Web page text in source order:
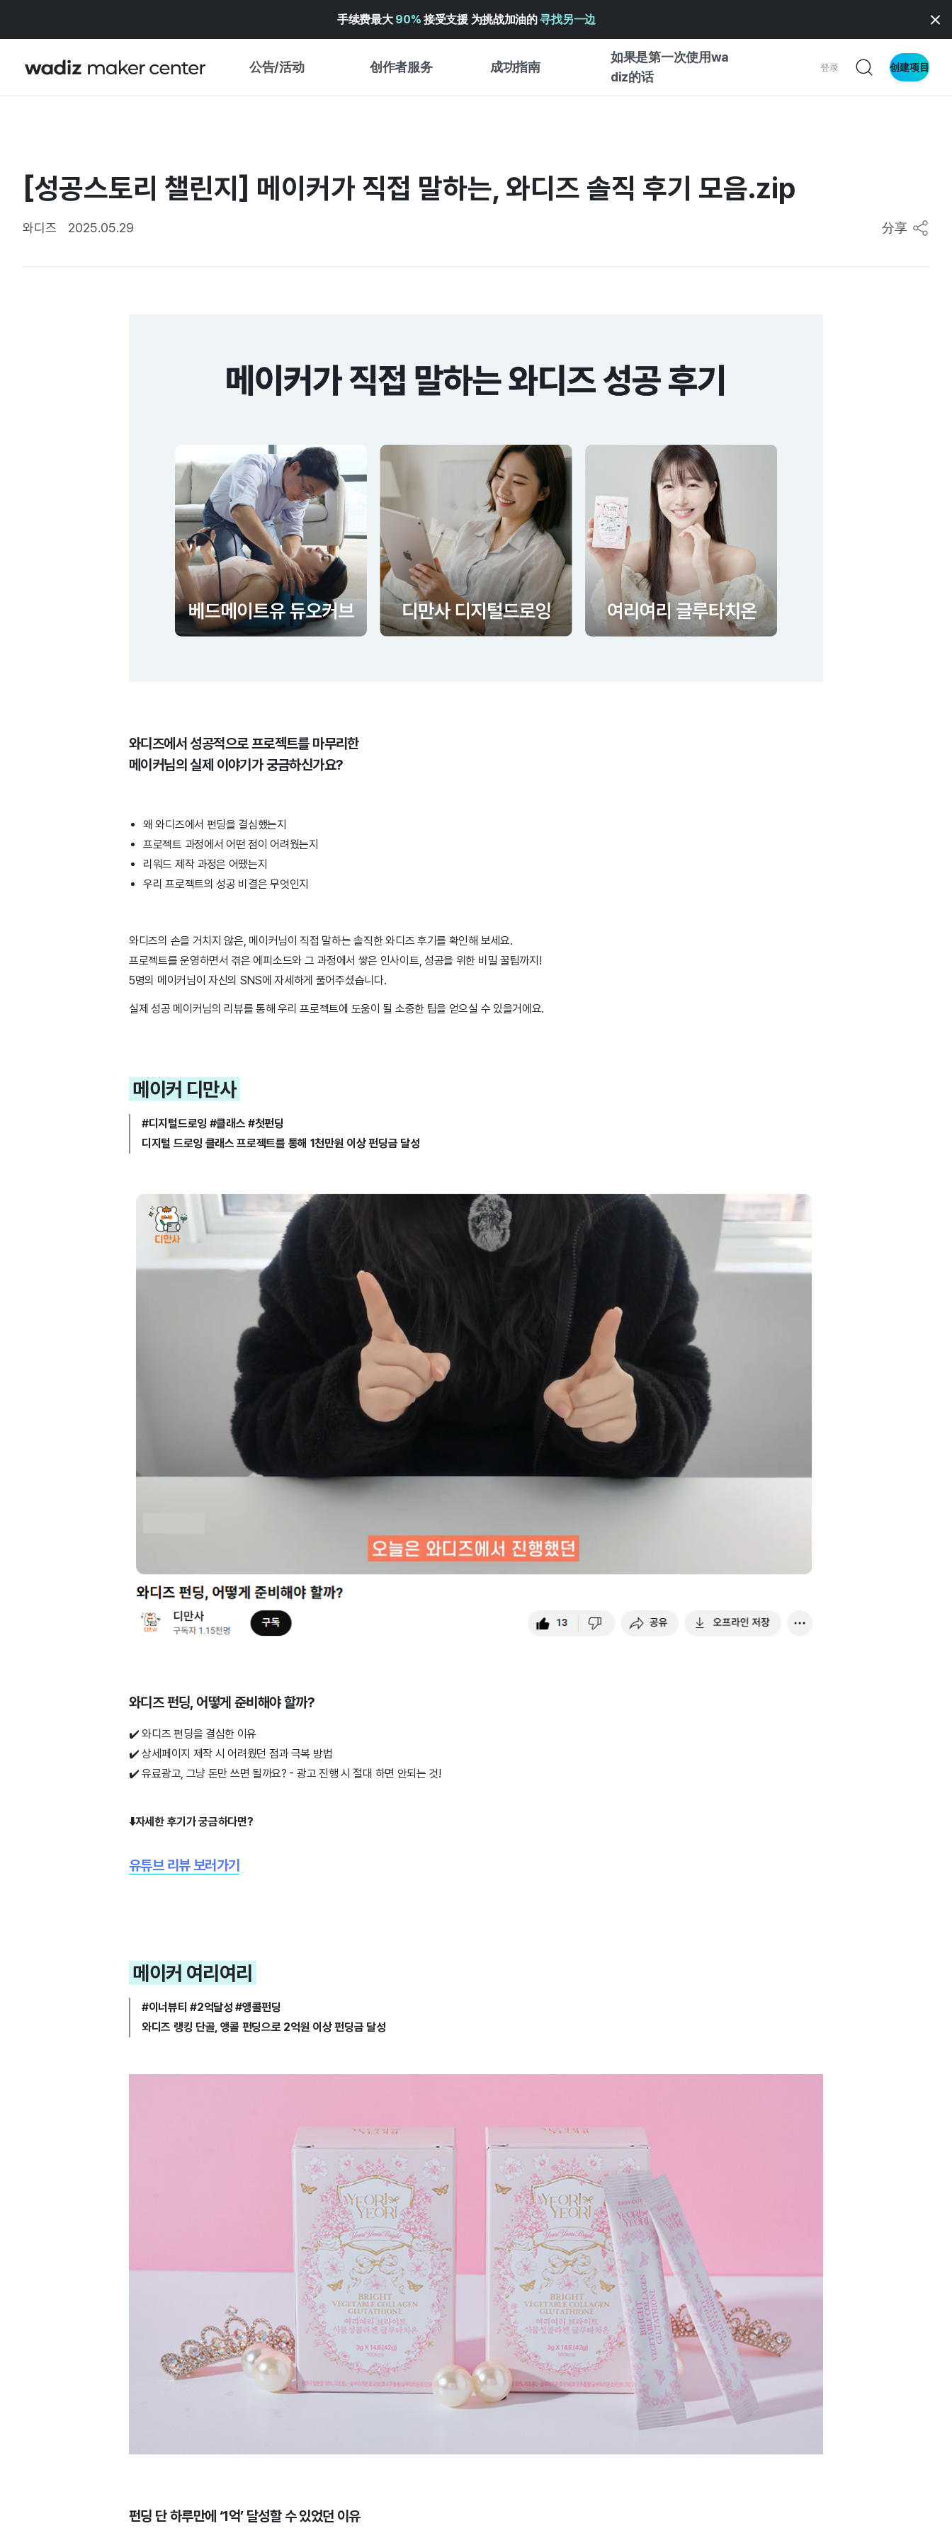
手续费最大 90% 接受支援 为挑战加油的寻找另一边
公告/活动 创作者服务 成功指南
如果是第一次使用wa
diz的话
登录 创建项目
我的 WADIZ
重要更新
新闻稿
特展日历
帮助中心 ↗︎
WADIZ 奖励 ↗︎
WADIZ SCHOOL
成功项目故事
体验型
创作型
[성공스토리 챌린지] 메이커가 직접 말하는, 와디즈 솔직 후기 모음.zip
와디즈 2025.05.29 分享
와디즈에서 성공적으로 프로젝트를 마무리한
메이커님의 실제 이야기가 궁금하신가요?
왜 와디즈에서 펀딩을 결심했는지
프로젝트 과정에서 어떤 점이 어려웠는지
리워드 제작 과정은 어땠는지
우리 프로젝트의 성공 비결은 무엇인지
와디즈의 손을 거치지 않은, 메이커님이 직접 말하는 솔직한 와디즈 후기를 확인해 보세요.
프로젝트를 운영하면서 겪은 에피소드와 그 과정에서 쌓은 인사이트, 성공을 위한 비밀 꿀팁까지!
5명의 메이커님이 자신의 SNS에 자세하게 풀어주셨습니다.
실제 성공 메이커님의 리뷰를 통해 우리 프로젝트에 도움이 될 소중한 팁을 얻으실 수 있을거에요.
메이커 디만사
#디지털드로잉 #클래스 #첫펀딩
디지털 드로잉 클래스 프로젝트를 통해 1천만원 이상 펀딩금 달성
와디즈 펀딩, 어떻게 준비해야 할까?
✔️ 와디즈 펀딩을 결심한 이유
✔️상세페이지 제작 시 어려웠던 점과 극복 방법
✔️유료광고, 그냥 돈만 쓰면 될까요? - 광고 진행 시 절대 하면 안되는 것!
⬇️자세한 후기가 궁금하다면?
유튜브 리뷰 보러가기
메이커 여리여리
#이너뷰티 #2억달성 #앵콜펀딩
와디즈 랭킹 단골, 앵콜 펀딩으로 2억원 이상 펀딩금 달성
펀딩 단 하루만에 ‘1억’ 달성할 수 있었던 이유